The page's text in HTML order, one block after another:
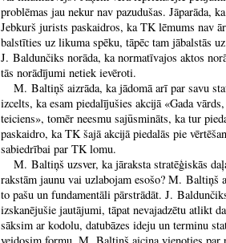
problēmas jau nekur nav pazudušas. Jāparāda,
Jebkurš jurists paskaidros, ka TK lēmums nav
balstīties uz likuma spēku, tāpēc tam jābalstās
J. Baldunčiks norāda, ka normatīvajos aktos
tās norādījumi netiek ievēroti.
M. Baltiņš aizrāda, ka jādomā arī par savu
izcelts, ka esam piedalījušies akcijā «Gada
teiciens», tomēr neesmu sajūsmināts, ka tur
paskaidro, ka TK šajā akcijā piedalās pie
sabiedrībai par TK lomu.
M. Baltiņš uzsver, ka jāraksta stratēģiskās
rakstām jaunu vai uzlabojam esošo? M. Baltiņš
to pašu un fundamentāli pārstrādāt. J.
izskanējušie jautājumi, tāpat nevajadzētu atlikt
sāksim ar kodolu, datubāzes ideju un terminu